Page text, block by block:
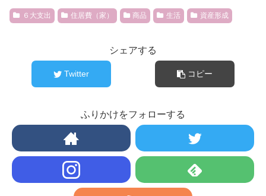
６大支出 住居費（家） 商品 生活 資産形成
シェアする
Twitter コピー
ふりかけをフォローする